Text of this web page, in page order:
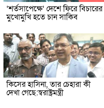
‘শর্তসাপেক্ষে’ দেশে ফিরে বিচারের
মুখোমুখি হতে চান সাকিব
কিসের হাসিনা, তার চেহারা কী
দেখা গেছে:স্বরাষ্ট্রমন্ত্রী